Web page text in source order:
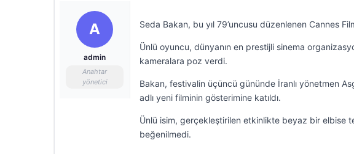
A
admin
Anahtar
yönetici
Seda Bakan, bu yıl 79’uncusu düzenlenen Cannes
Ünlü oyuncu, dünyanın en prestijli sinema
kameralara poz verdi.
Bakan, festivalin üçüncü gününde İranlı yönetmen
adlı yeni filminin gösterimine katıldı.
Ünlü isim, gerçekleştirilen etkinlikte beyaz bir elbise
beğenilmedi.